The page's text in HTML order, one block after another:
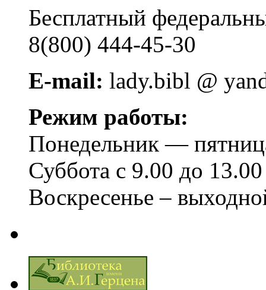
Бесплатный
8(800) 444-45-30
E-mail: lady.bibl @
Режим работы:
Понедельник —
Суббота с 9.00 до 13.00
Воскресенье –